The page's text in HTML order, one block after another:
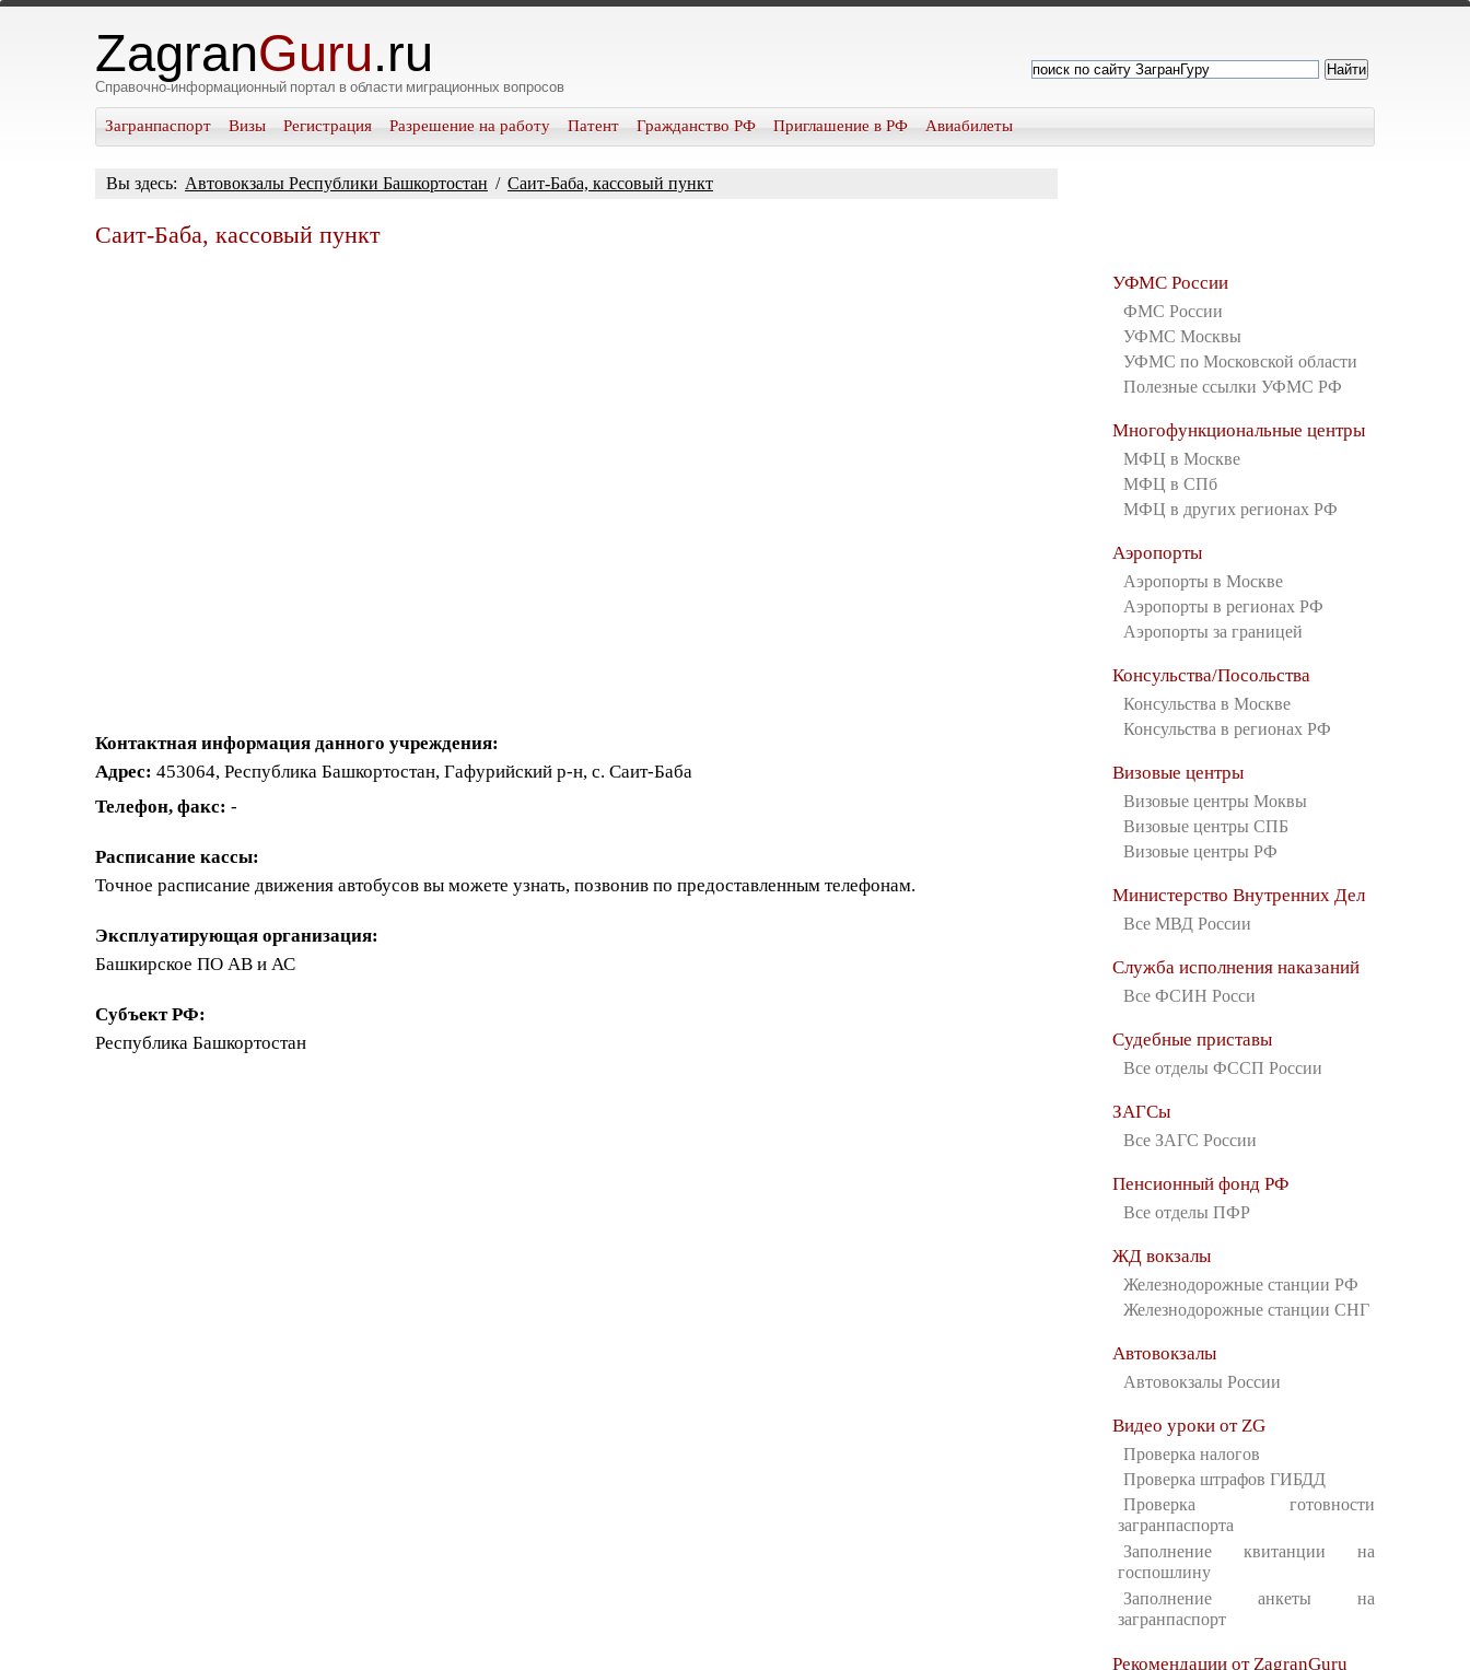
ZagranGuru.ru
Справочно-информационный портал в области миграционных вопросов
Загранпаспорт Визы Регистрация Разрешение на работу Патент Гражданство РФ Приглашение в РФ Авиабилеты
Вы здесь: Автовокзалы Республики Башкортостан / Саит-Баба, кассовый пункт
Саит-Баба, кассовый пункт
Контактная информация данного учреждения:
Адрес: 453064, Республика Башкортостан, Гафурийский р-н, с. Саит-Баба
Телефон, факс: -
Расписание кассы:
Точное расписание движения автобусов вы можете узнать, позвонив по предоставленным телефонам.
Эксплуатирующая организация:
Башкирское ПО АВ и АС
Субъект РФ:
Республика Башкортостан
УФМС России
ФМС России
УФМС Москвы
УФМС по Московской области
Полезные ссылки УФМС РФ
Многофункциональные центры
МФЦ в Москве
МФЦ в СПб
МФЦ в других регионах РФ
Аэропорты
Аэропорты в Москве
Аэропорты в регионах РФ
Аэропорты за границей
Консульства/Посольства
Консульства в Москве
Консульства в регионах РФ
Визовые центры
Визовые центры Моквы
Визовые центры СПБ
Визовые центры РФ
Министерство Внутренних Дел
Все МВД России
Служба исполнения наказаний
Все ФСИН Росси
Судебные приставы
Все отделы ФССП России
ЗАГСы
Все ЗАГС России
Пенсионный фонд РФ
Все отделы ПФР
ЖД вокзалы
Железнодорожные станции РФ
Железнодорожные станции СНГ
Автовокзалы
Автовокзалы России
Видео уроки от ZG
Проверка налогов
Проверка штрафов ГИБДД
Проверка готовности
загранпаспорта
Заполнение квитанции на
госпошлину
Заполнение анкеты на
загранпаспорт
Рекомендации от ZagranGuru